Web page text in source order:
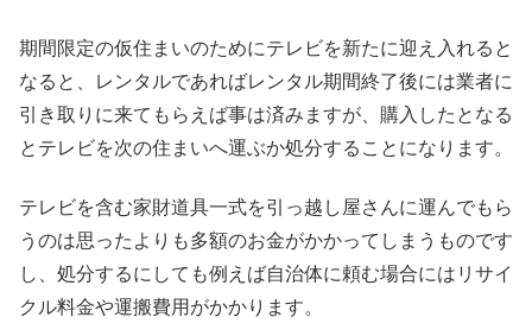
期間限定の仮住まいのためにテレビを新たに迎え入れると
なると、レンタルであればレンタル期間終了後には業者に
引き取りに来てもらえば事は済みますが、購入したとなる
とテレビを次の住まいへ運ぶか処分することになります。
テレビを含む家財道具一式を引っ越し屋さんに運んでもら
うのは思ったよりも多額のお金がかかってしまうものです
し、処分するにしても例えば自治体に頼む場合にはリサイ
クル料金や運搬費用がかかります。